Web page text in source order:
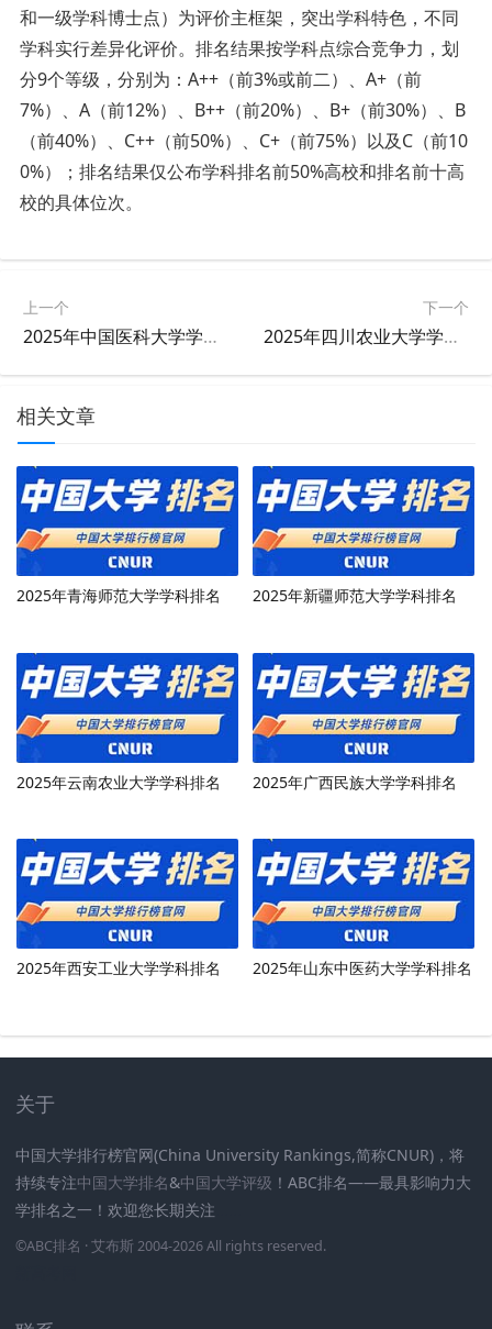
和一级学科博士点）为评价主框架，突出学科特色，不同
学科实行差异化评价。排名结果按学科点综合竞争力，划
分9个等级，分别为：A++（前3%或前二）、A+（前
7%）、A（前12%）、B++（前20%）、B+（前30%）、B
（前40%）、C++（前50%）、C+（前75%）以及C（前10
0%）；排名结果仅公布学科排名前50%高校和排名前十高
校的具体位次。
上一个
2025年中国医科大学学科排名
下一个
2025年四川农业大学学科排名
相关文章
2025年青海师范大学学科排名 2025年新疆师范大学学科排名
2025年云南农业大学学科排名 2025年广西民族大学学科排名
2025年西安工业大学学科排名 2025年山东中医药大学学科排名
关于
中国大学排行榜官网(China University Rankings,简称CNUR)，将
持续专注中国大学排名&中国大学评级 ！ABC排名——最具影响力大
学排名之一！欢迎您长期关注
©ABC排名 · 艾布斯 2004-2026 All rights reserved.